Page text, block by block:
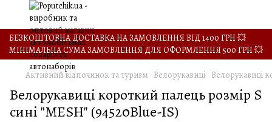
БЕЗКОШТОВНА ДОСТАВКА НА ЗАМОВЛЕННЯ ВІД 1400 ГРН 💥
МІНІМАЛЬНА СУМА ЗАМОВЛЕННЯ ДЛЯ ОФОРМЛЕННЯ 500 ГРН 💥
Активний відпочинок та туризм Велорукавиці Велорукавиці
Велорукавиці короткий палець розмір S
сині "MESH" (94520Blue-IS)